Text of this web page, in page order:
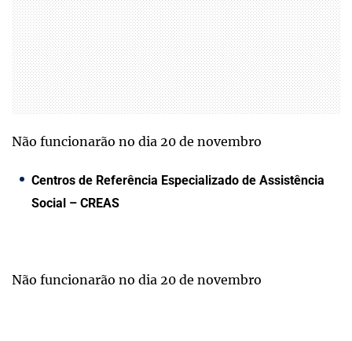
Não funcionarão no dia 20 de novembro
Centros de Referência Especializado de Assistência
Social – CREAS
Não funcionarão no dia 20 de novembro